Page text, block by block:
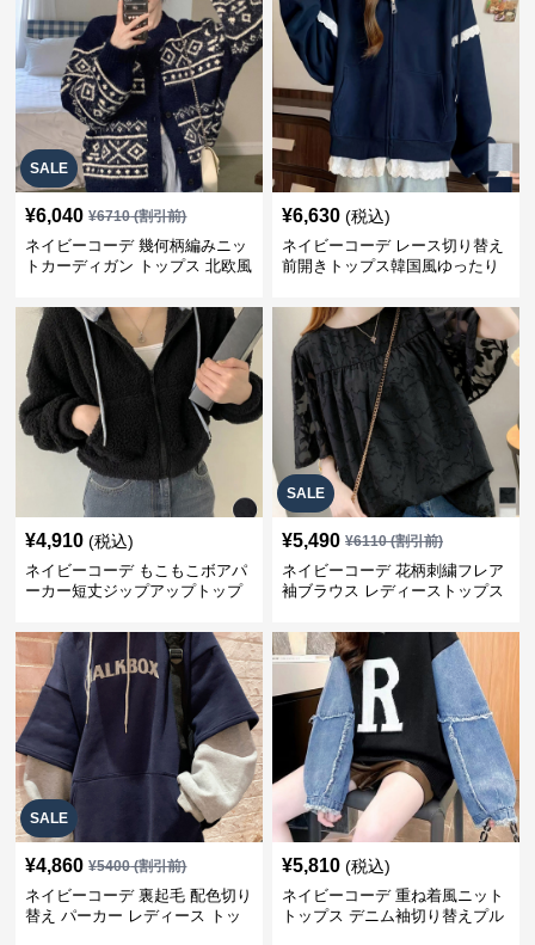
SALE
¥6,040 ¥6710(割引前)
ネイビーコーデ 幾何柄編みニッ
トカーディガン トップス 北欧風
¥6,630 (税込)
ネイビーコーデ レース切り替え
前開きトップス韓国風ゆったり
¥4,910 (税込)
ネイビーコーデ もこもこボアパ
ーカー短丈ジップアップトップ
SALE
¥5,490 ¥6110(割引前)
ネイビーコーデ 花柄刺繍フレア
袖ブラウス レディーストップス
SALE
¥4,860 ¥5400(割引前)
ネイビーコーデ 裏起毛 配色切り
替え パーカー レディース トッ
¥5,810 (税込)
ネイビーコーデ 重ね着風ニット
トップス デニム袖切り替えプル